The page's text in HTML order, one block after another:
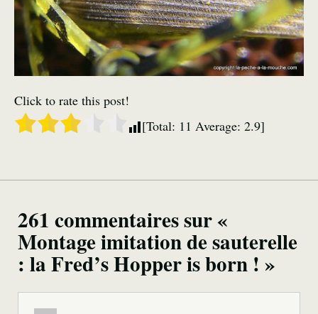
Click to rate this post!
[Total: 11 Average: 2.9]
261 commentaires sur «
Montage imitation de sauterelle
: la Fred’s Hopper is born ! »